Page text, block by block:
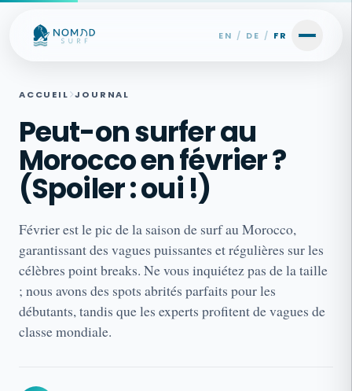
Skip to content
EN / DE / FR
ACCUEIL JOURNAL
Peut-on surfer au
Morocco en février ?
(Spoiler : oui !)
Février est le pic de la saison de surf au Morocco,
garantissant des vagues puissantes et régulières sur les
célèbres point breaks. Ne vous inquiétez pas de la taille
; nous avons des spots abrités parfaits pour les
débutants, tandis que les experts profitent de vagues de
classe mondiale.